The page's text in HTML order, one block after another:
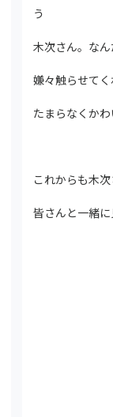
う
木次さん。なん
嫌々触らせて
たまらなくかわ
これからも木
皆さんと一緒